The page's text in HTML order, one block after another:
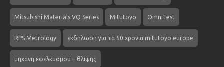
Mitsubishi Materials VQ Series Mitutoyo OmniTest
RPS Metrology εκδηλωση για τα 50 χρονια mitutoyo europe
μηχανη εφελκυσμου – θλιψης